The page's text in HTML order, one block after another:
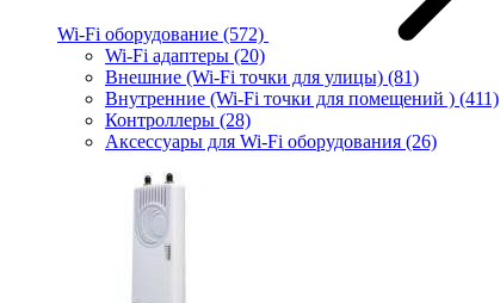
Wi-Fi оборудование (572)
Wi-Fi адаптеры (20)
Внешние (Wi-Fi точки для улицы) (81)
Внутренние (Wi-Fi точки для помещений ) (411)
Контроллеры (28)
Аксессуары для Wi-Fi оборудования (26)